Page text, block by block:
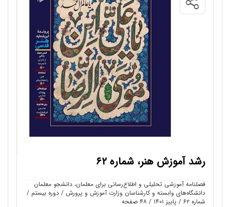
رشد آموزش هنر، شماره ۶۲
فصلنامه آموزشی تحلیلی و اطلاع‌رسانی برای معلمان، دانشجو معلمان
دانشگاه‌های وابسته و کارشناسان وزارت آموزش و پرورش / دوره بیستم /
شماره ۶۲ / پاییز ۱۴۰۱ / ۴۸ صفحه